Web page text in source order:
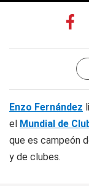
Enzo Fernández
el Mundial de
que es campeón
y de clubes.